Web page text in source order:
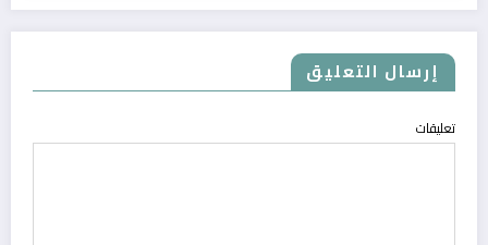
إرسال التعليق
تعليقات